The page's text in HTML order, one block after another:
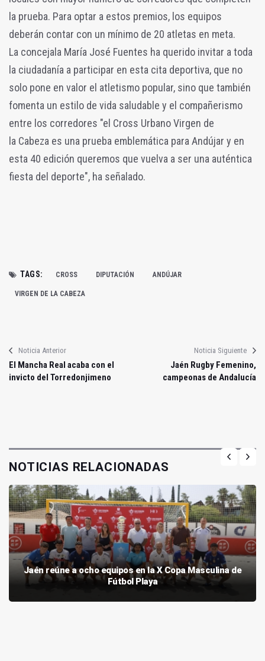
la prueba. Para optar a estos premios, los equipos
deberán contar con un mínimo de 20 atletas en meta.
La concejala María José Fuentes ha querido invitar a toda
la ciudadanía a participar en esta cita deportiva, que no
solo pone en valor el atletismo popular, sino que también
fomenta un estilo de vida saludable y el compañerismo
entre los corredores "el Cross Urbano Virgen de
la Cabeza es una prueba emblemática para Andújar y en
esta 40 edición queremos que vuelva a ser una auténtica
fiesta del deporte", ha señalado.
TAGS: CROSS DIPUTACIÓN ANDÚJAR
VIRGEN DE LA CABEZA
Noticia Anterior
El Mancha Real acaba con el
invicto del Torredonjimeno
Noticia Siguiente
Jaén Rugby Femenino,
campeonas de Andalucía
NOTICIAS RELACIONADAS
Jaén reúne a ocho equipos en la X Copa Masculina de
Fútbol Playa